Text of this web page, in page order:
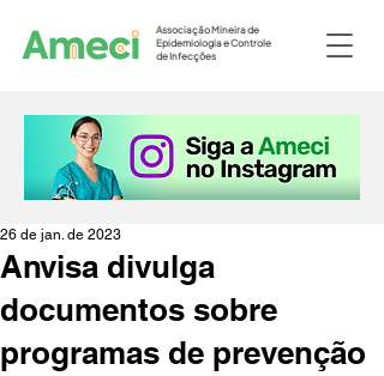
Associação Mineira de
Epidemiologia e Controle
de Infecções
Anvisa divulga
documentos sobre
programas de prevenção
26 de jan. de 2023